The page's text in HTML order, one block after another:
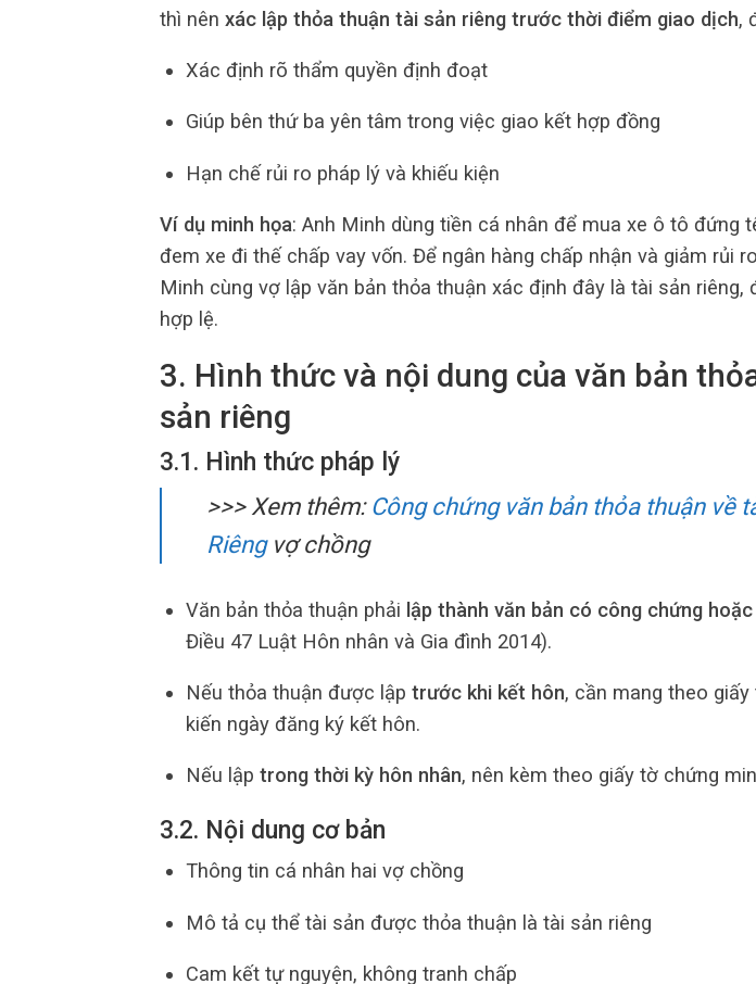
thì nên xác lập thỏa thuận tài sản riêng trước thời điểm giao dịch,
Xác định rõ thẩm quyền định đoạt
Giúp bên thứ ba yên tâm trong việc giao kết hợp đồng
Hạn chế rủi ro pháp lý và khiếu kiện
Ví dụ minh họa: Anh Minh dùng tiền cá nhân để mua xe ô tô đứng
đem xe đi thế chấp vay vốn. Để ngân hàng chấp nhận và giảm rủi
Minh cùng vợ lập văn bản thỏa thuận xác định đây là tài sản riêng,
hợp lệ.
3. Hình thức và nội dung của văn bản
sản riêng
3.1. Hình thức pháp lý
>>> Xem thêm: Công chứng văn bản thỏa thuận về
Riêngvợ chồng
Văn bản thỏa thuận phải lập thành văn bản có công chứng
Điều 47 Luật Hôn nhân và Gia đình 2014).
Nếu thỏa thuận được lập trước khi kết hôn, cần mang theo
kiến ngày đăng ký kết hôn.
Nếu lập trong thời kỳ hôn nhân, nên kèm theo giấy tờ chứng
3.2. Nội dung cơ bản
Thông tin cá nhân hai vợ chồng
Mô tả cụ thể tài sản được thỏa thuận là tài sản riêng
Cam kết tự nguyện, không tranh chấp